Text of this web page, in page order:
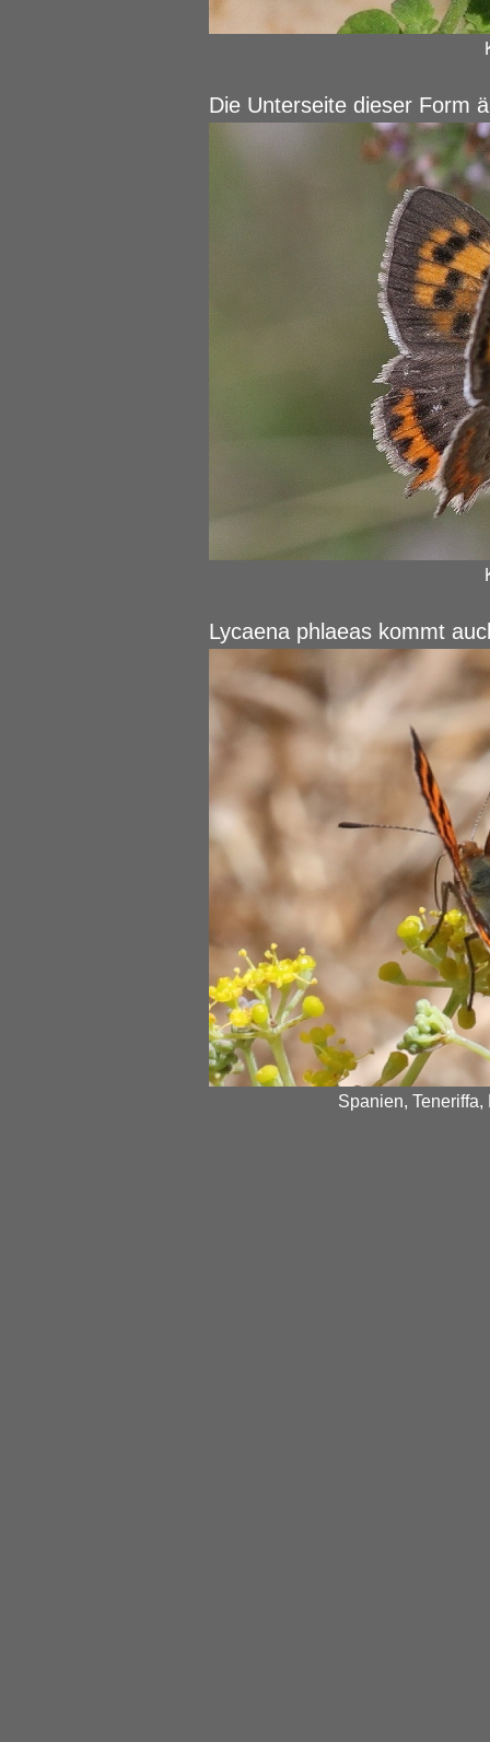
Die Unterseite dieser Form
Lycaena phlaeas kommt
Spanien,